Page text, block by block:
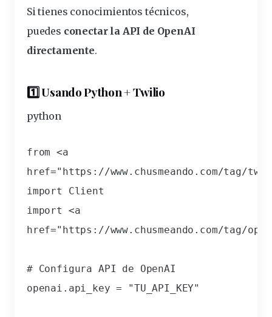
Si tienes conocimientos técnicos,
puedes conectar la API de OpenAI
directamente.
1️⃣ Usando Python + Twilio
python
from <a
href="https://www.chusmeando.com/tag/
import Client
import <a
href="https://www.chusmeando.com/tag/
# Configura API de OpenAI
openai.api_key = "TU_API_KEY"